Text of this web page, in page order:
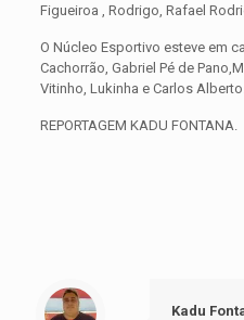
Figueiroa , Rodrigo, Rafael
O Núcleo Esportivo esteve em
Cachorrão, Gabriel Pé de
Vitinho, Lukinha e Carlos
REPORTAGEM KADU FONTANA.
Kadu